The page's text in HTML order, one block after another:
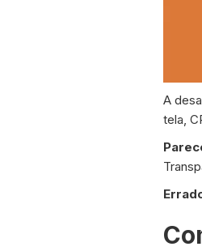
A
tela,